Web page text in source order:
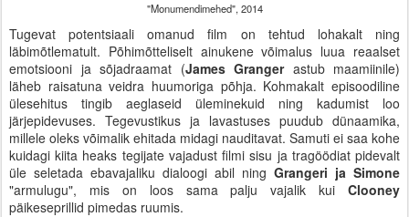
"Monumendimehed", 2014
Tugevat potentsiaali omanud film on tehtud lohakalt ning
läbimõtlematult. Põhimõtteliselt ainukene võimalus luua reaalset
emotsiooni ja sõjadraamat (James Grangerastub maamiinile)
läheb raisatuna veidra huumoriga põhja. Kohmakalt episoodiline
ülesehitus tingib aeglaseid üleminekuid ning kadumist loo
järjepidevuses. Tegevustikus ja lavastuses puudub dünaamika,
millele oleks võimalik ehitada midagi nauditavat. Samuti ei saa kohe
kuidagi kiita heaks tegijate vajadust filmi sisu ja tragöödiat pidevalt
üle seletada ebavajaliku dialoogi abil ning Grangeri ja Simone
"armulugu", mis on loos sama palju vajalik kui Clooney
päikeseprillid pimedas ruumis.